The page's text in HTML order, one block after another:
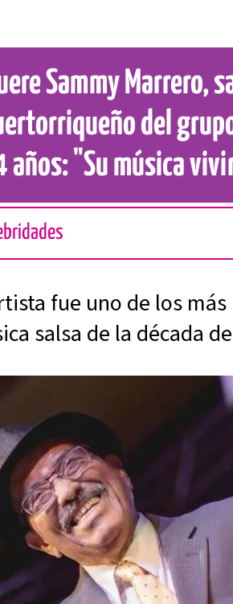
Sammy Marrero,
del
años: "Su música
fue uno de los
salsa de la década